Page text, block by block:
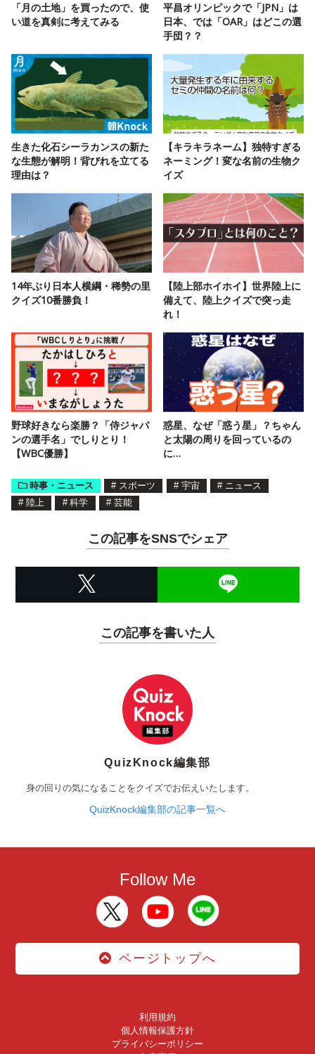
「月の土地」を買ったので、使
い道を真剣に考えてみる
平昌オリンピックで「JPN」は
日本、では「OAR」はどこの選
手団？？
生きた化石シーラカンスの新た
な生態が解明！背びれを立てる
理由は？
【キラキラネーム】独特すぎる
ネーミング！変な名前の生物ク
イズ
14年ぶり日本人横綱・稀勢の里
クイズ10番勝負！
【陸上部ホイホイ】世界陸上に
備えて、陸上クイズで突っ走
れ！
野球好きなら楽勝？「侍ジャパ
ンの選手名」でしりとり！
【WBC優勝】
惑星、なぜ「惑う星」？ちゃん
と太陽の周りを回っているの
に…
時事・ニュース # スポーツ # 宇宙 # ニュース
# 陸上 # 科学 # 芸能
この記事をSNSでシェア
この記事を書いた人
QuizKnock編集部
身の回りの気になることをクイズでお伝えいたします。
QuizKnock編集部の記事一覧へ
Follow Me
ページトップへ
利用規約
個人情報保護方針
プライバシーポリシー